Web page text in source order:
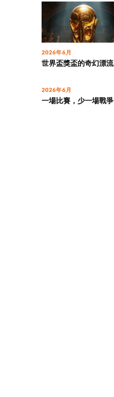
2026年6月
世界盃獎盃的奇幻漂流
2026年6月
一場比賽，少一場戰爭